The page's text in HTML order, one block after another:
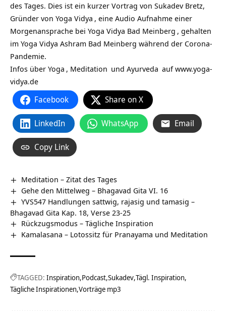
des Tages. Dies ist ein kurzer Vortrag von Sukadev Bretz,
Gründer von Yoga Vidya , eine Audio Aufnahme einer
Morgenansprache bei Yoga Vidya Bad Meinberg , gehalten
im Yoga Vidya Ashram Bad Meinberg während der Corona-
Pandemie.
Infos über Yoga , Meditation und Ayurveda aufwww.yoga-
vidya.de
Facebook Share on X
LinkedIn WhatsApp Email
Copy Link
Meditation – Zitat des Tages
Gehe den Mittelweg – Bhagavad Gita VI. 16
YVS547 Handlungen sattwig, rajasig und tamasig –
Bhagavad Gita Kap. 18, Verse 23-25
Rückzugsmodus – Tägliche Inspiration
Kamalasana – Lotossitz für Pranayama und Meditation
TAGGED: Inspiration Podcast Sukadev Tägl. Inspiration
Tägliche Inspirationen Vorträge mp3